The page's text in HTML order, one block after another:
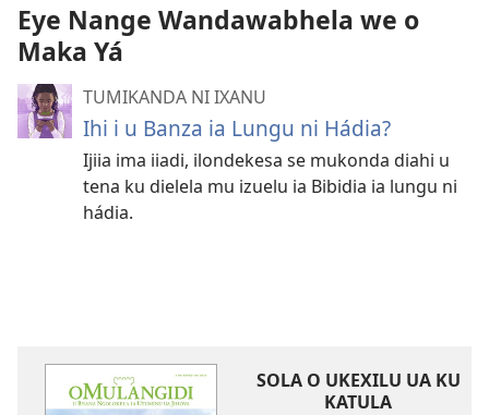
Eye Nange Wandawabhela we o
Maka Yá
TUMIKANDA NI IXANU
Ihi i u Banza ia Lungu ni Hádia?
Ijiia ima iiadi, ilondekesa se mukonda diahi u
tena ku dielela mu izuelu ia Bibidia ia lungu ni
hádia.
SOLA O UKEXILU UA KU
KATULA